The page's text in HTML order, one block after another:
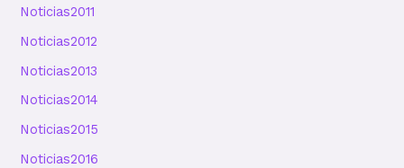
Noticias2011
Noticias2012
Noticias2013
Noticias2014
Noticias2015
Noticias2016